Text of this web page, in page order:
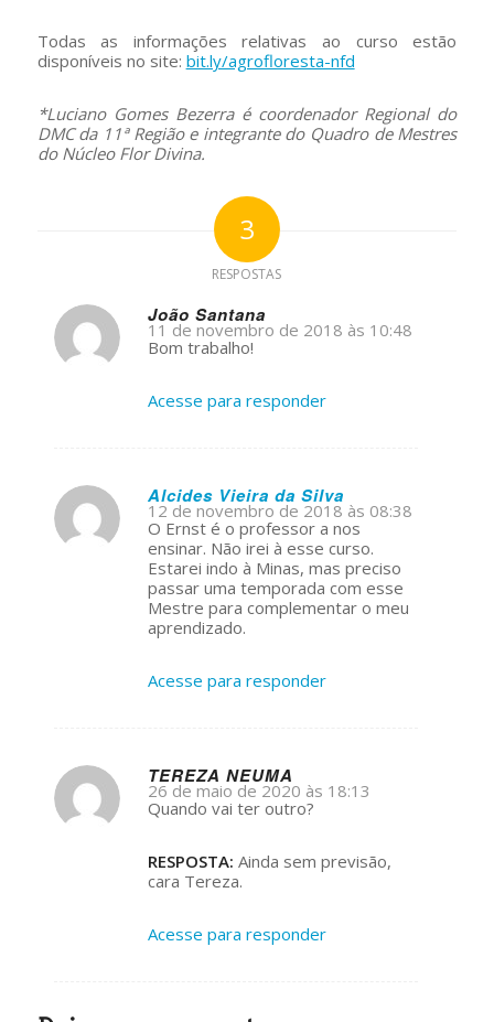
Todas as informações relativas ao curso estão
disponíveis no site: bit.ly/agrofloresta-nfd
*Luciano Gomes Bezerra é coordenador Regional do
DMC da 11ª Região e integrante do Quadro de Mestres
do Núcleo Flor Divina.
3
RESPOSTAS
João Santana
s
ays:
11 de novembro de 2018 às 10:48
Bom trabalho!
Acesse para responder
Alcides Vieira da Silva
s
ays:
12 de novembro de 2018 às 08:38
O Ernst é o professor a nos
ensinar. Não irei à esse curso.
Estarei indo à Minas, mas preciso
passar uma temporada com esse
Mestre para complementar o meu
aprendizado.
Acesse para responder
TEREZA NEUMA
s
ays:
26 de maio de 2020 às 18:13
Quando vai ter outro?
RESPOSTA: Ainda sem previsão,
cara Tereza.
Acesse para responder